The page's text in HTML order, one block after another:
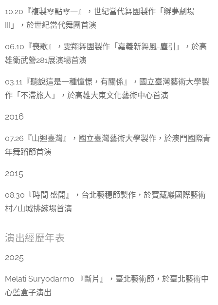
10.20『複製零點零一』，世紀當代舞團製作「孵夢劇場
III」，於世紀當代舞團首演
06.10『喪歌』，雯翔舞團製作「嘉義新舞風­-塵引」，於高
雄衛武營281展演場首演
03.11『聽說這是一種憧憬，有關係』，國立臺灣藝術大學製
作「不滯旅人」，於高雄大東文化藝術中心首演
2016
07.26『山迴臺灣』，國立臺灣藝術大學製作，於澳門國際青
年舞蹈節首演
2015
08.30『時間 盛開』，台北藝穗節製作，於寶藏巖國際藝術
村/山城排練場首演
演出經歷年表
2025
Melati Suryodarmo 『斷片』，臺北藝術節，於臺北藝術中
心藍盒子演出